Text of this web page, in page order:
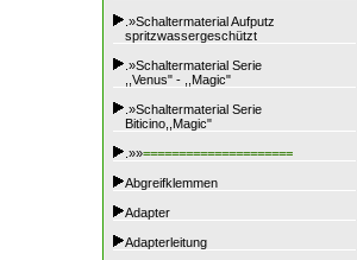
.»Schaltermaterial Aufputz
spritzwassergeschützt
.»Schaltermaterial Serie
,,Venus" - ,,Magic"
.»Schaltermaterial Serie
Biticino,,Magic"
.»»=====================
Abgreifklemmen
Adapter
Adapterleitung